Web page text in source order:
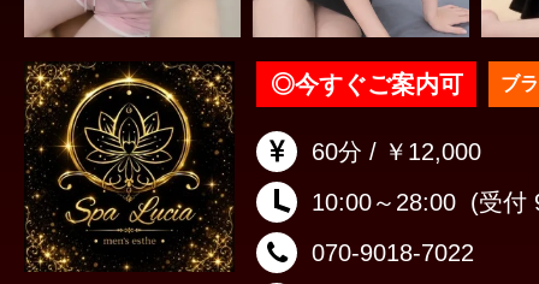
◎今すぐご案内可 ブ
60分 / ￥12,000
10:00～28:00 (受付
070-9018-7022